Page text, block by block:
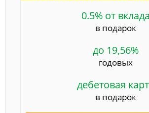
0.5% от вклада
в подарок
до 19,56%
годовых
дебетовая
в подарок